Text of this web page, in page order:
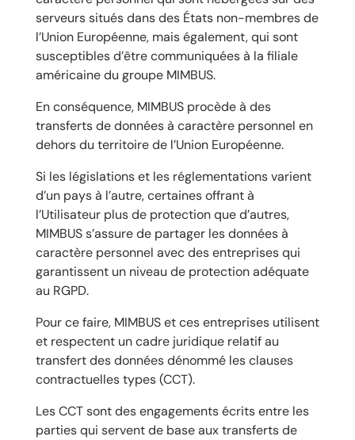
serveurs situés dans des États non-membres de
l’Union Européenne, mais également, qui sont
susceptibles d’être communiquées à la filiale
américaine du groupe MIMBUS.
En conséquence, MIMBUS procède à des
transferts de données à caractère personnel en
dehors du territoire de l’Union Européenne.
Si les législations et les réglementations varient
d’un pays à l’autre, certaines offrant à
l’Utilisateur plus de protection que d’autres,
MIMBUS s’assure de partager les données à
caractère personnel avec des entreprises qui
garantissent un niveau de protection adéquate
au RGPD.
Pour ce faire, MIMBUS et ces entreprises utilisent
et respectent un cadre juridique relatif au
transfert des données dénommé les clauses
contractuelles types (CCT).
Les CCT sont des engagements écrits entre les
parties qui servent de base aux transferts de